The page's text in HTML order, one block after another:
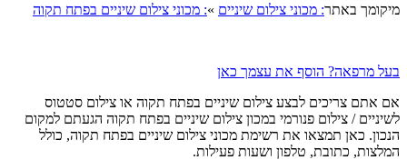
מיקומך באתר: מכוני צילום שיניים »: מכוני צילום שיניים בפתח תקוה
בעל מרפאה? הוסף את עצמך כאן
אם אתם צריכים לבצע צילום שיניים בפתח תקוה או צילום סטטוס
לשיניים / צילום פנורמי במכון צילום שיניים בפתח תקוה הגעתם למקום
הנכון. כאן תמצאו את רשימת מכוני צילום שיניים בפתח תקוה, כולל
המלצות, כתובת, טלפון ושעות פעילות.